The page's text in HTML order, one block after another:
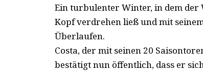
Ein turbulenter Winter, in dem der
Kopf verdrehen ließ und mit
Überlaufen.
Costa, der mit seinen 20
bestätigt nun öffentlich, dass er